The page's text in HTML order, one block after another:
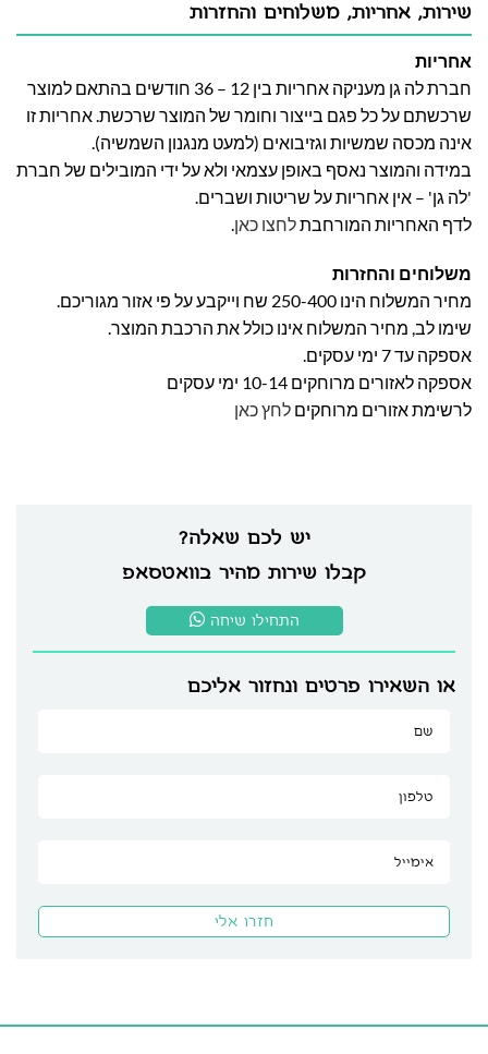
יש לכם שאלה?
קבלו שירות מהיר בוואטסאפ
התחילו שיחה
או השאירו פרטים ונחזור אליכם
שירות, אחריות, משלוחים והחזרות
אחריות
חברת לה גן מעניקה אחריות בין 12 – 36 חודשים בהתאם למוצר
שרכשתם על כל פגם בייצור וחומר של המוצר שרכשת. אחריות זו
אינה מכסה שמשיות וגזיבואים (למעט מנגנון השמשיה).
במידה והמוצר נאסף באופן עצמאי ולא על ידי המובילים של חברת
'לה גן' – אין אחריות על שריטות ושברים.
לדף האחריות המורחבתלחצו כאן.
משלוחים והחזרות
מחיר המשלוח הינו 250-400 שח וייקבע על פי אזור מגוריכם.
שימו לב, מחיר המשלוח אינו כולל את הרכבת המוצר.
אספקה עד 7 ימי עסקים.
אספקה לאזורים מרוחקים 10-14 ימי עסקים
לרשימת אזורים מרוחקים לחץ כאן